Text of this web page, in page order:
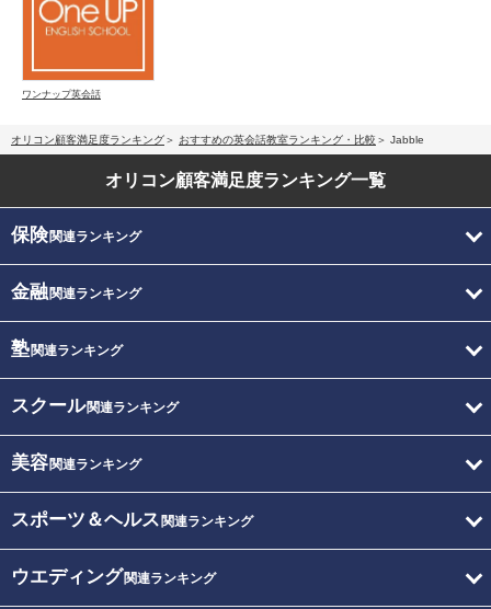
ワンナップ英会話
オリコン顧客満足度ランキング おすすめの英会話教室ランキング・比較 Jabble
オリコン顧客満足度ランキング一覧
保険関連ランキング
金融関連ランキング
塾関連ランキング
スクール関連ランキング
美容関連ランキング
スポーツ＆ヘルス 関連ランキング
ウエディング関連ランキング